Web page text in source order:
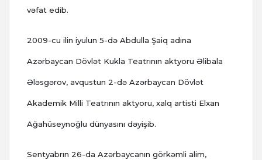
vəfat edib.
2009-cu ilin iyulun 5-də Abdulla Şaiq adına
Azərbaycan Dövlət Kukla Teatrının aktyoru Əlibala
Ələsgərov, avqustun 2-də Azərbaycan Dövlət
Akademik Milli Teatrının aktyoru, xalq artisti Elxan
Ağahüseynoğlu dünyasını dəyişib.
Sentyabrın 26-da Azərbaycanın görkəmli alim,